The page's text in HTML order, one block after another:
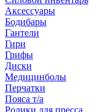
Аксессуары
Бодибары
Гантели
Гири
Грифы
Диски
Медицинболы
Перчатки
Пояса т/а
Ролики для пресса